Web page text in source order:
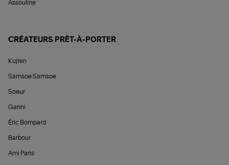
Assouline
CRÉATEURS PRÊT-À-PORTER
Kujten
Samsoe Samsoe
Soeur
Ganni
Éric Bompard
Barbour
Ami Paris